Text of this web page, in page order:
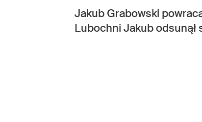
Jakub Grabowski
Lubochni Jakub